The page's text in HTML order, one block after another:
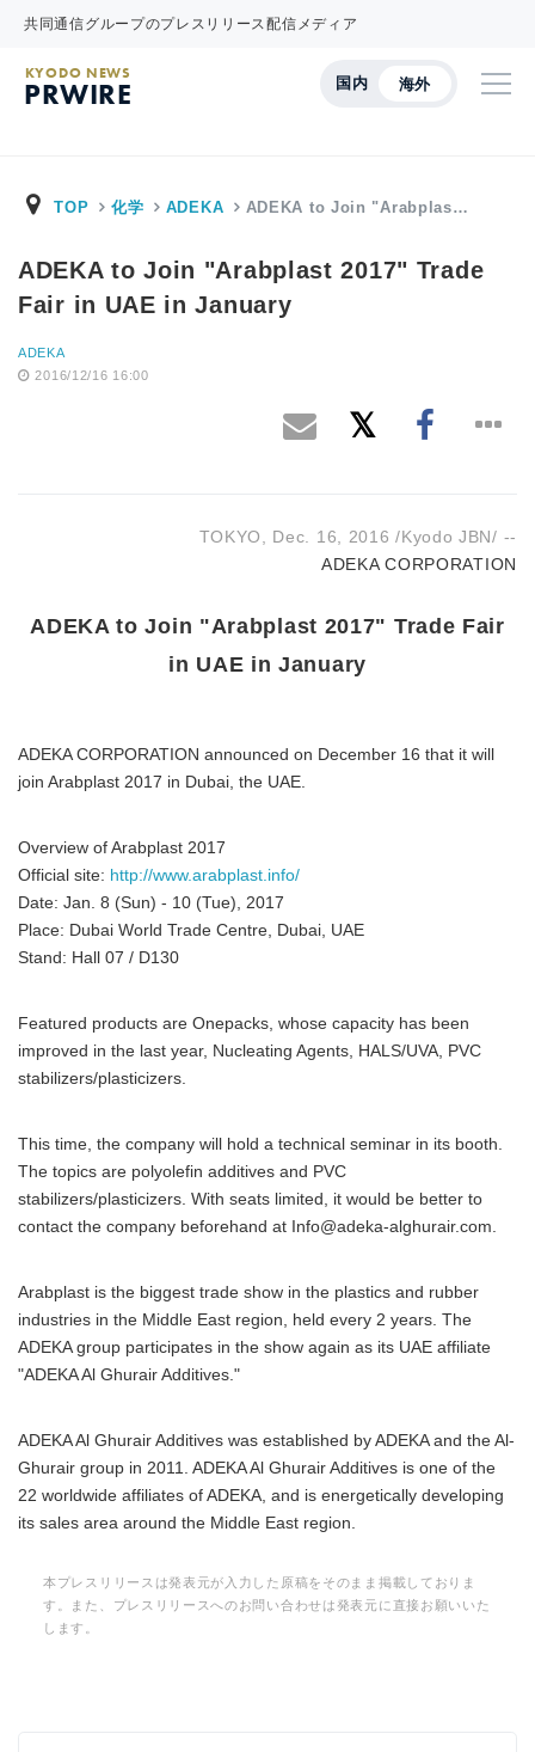
共同通信グループのプレスリリース配信メディア
国内 海外
KYODO NEWS
PRWIRE
TOP 化学 ADEKA ADEKA to Join "Arabplas…
ADEKA to Join "Arabplast 2017" Trade
Fair in UAE in January
ADEKA
2016/12/16 16:00
TOKYO, Dec. 16, 2016 /Kyodo JBN/ --
ADEKA CORPORATION
ADEKA to Join "Arabplast 2017" Trade Fair
in UAE in January
ADEKA CORPORATION announced on December 16 that it will
join Arabplast 2017 in Dubai, the UAE.
Overview of Arabplast 2017
Official site: http://www.arabplast.info/
Date: Jan. 8 (Sun) - 10 (Tue), 2017
Place: Dubai World Trade Centre, Dubai, UAE
Stand: Hall 07 / D130
Featured products are Onepacks, whose capacity has been
improved in the last year, Nucleating Agents, HALS/UVA, PVC
stabilizers/plasticizers.
This time, the company will hold a technical seminar in its booth.
The topics are polyolefin additives and PVC
stabilizers/plasticizers. With seats limited, it would be better to
contact the company beforehand at Info@adeka-alghurair.com.
Arabplast is the biggest trade show in the plastics and rubber
industries in the Middle East region, held every 2 years. The
ADEKA group participates in the show again as its UAE affiliate
"ADEKA Al Ghurair Additives."
ADEKA Al Ghurair Additives was established by ADEKA and the Al-
Ghurair group in 2011. ADEKA Al Ghurair Additives is one of the
22 worldwide affiliates of ADEKA, and is energetically developing
its sales area around the Middle East region.
本プレスリリースは発表元が入力した原稿をそのまま掲載しておりま
す。また、プレスリリースへのお問い合わせは発表元に直接お願いいた
します。